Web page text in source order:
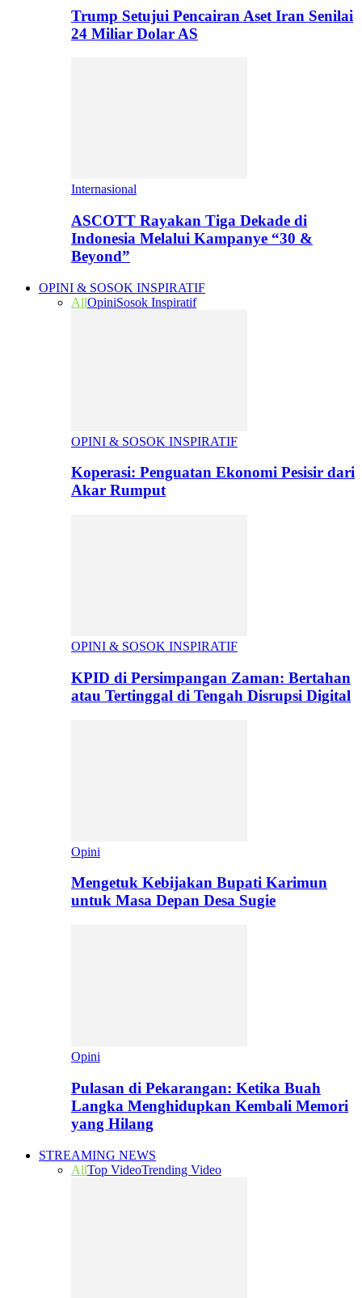
Trump Setujui Pencairan Aset Iran Senilai
24 Miliar Dolar AS
Internasional
ASCOTT Rayakan Tiga Dekade di
Indonesia Melalui Kampanye “30 &
Beyond”
OPINI & SOSOK INSPIRATIF
AllOpiniSosok Inspiratif
OPINI & SOSOK INSPIRATIF
Koperasi: Penguatan Ekonomi Pesisir dari
Akar Rumput
OPINI & SOSOK INSPIRATIF
KPID di Persimpangan Zaman: Bertahan
atau Tertinggal di Tengah Disrupsi Digital
Opini
Mengetuk Kebijakan Bupati Karimun
untuk Masa Depan Desa Sugie
Opini
Pulasan di Pekarangan: Ketika Buah
Langka Menghidupkan Kembali Memori
yang Hilang
STREAMING NEWS
AllTop VideoTrending Video